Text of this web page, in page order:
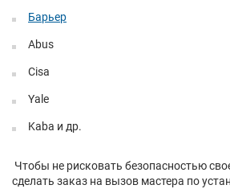
Барьер
Abus
Cisa
Yale
Kaba и др.
Чтобы не рисковать безопасностью
сделать заказ на вызов мастера по